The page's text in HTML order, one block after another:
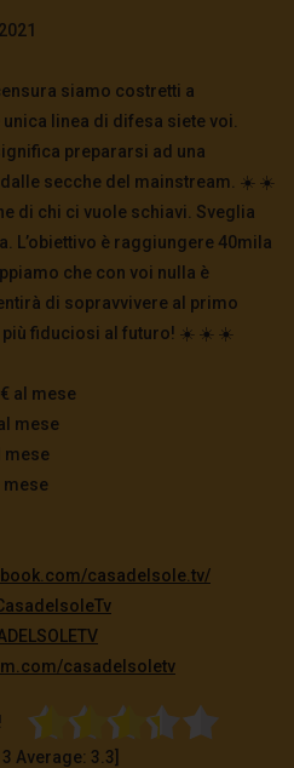
siamo costretti a
linea di difesa siete voi.
prepararsi ad una
secche del mainstream. ☀️ ☀️
di chi ci vuole schiavi. Sveglia
L’obiettivo è raggiungere 40mila
che con voi nulla è
di sopravvivere al primo
più fiduciosi al futuro! ☀️ ☀️ ☀️
al mese
mese
mese
mese
casadelsole.tv/
casadelsoletv
3 Average: 3.3